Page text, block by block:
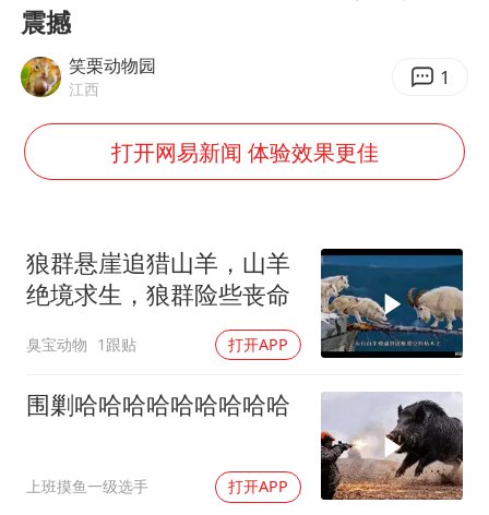
2025年小学教师减少13.19万
王艺迪无缘横滨赛决赛
上海大部迎大暴雨
构建更高水平的全民健身公共服务体系
震撼
笑栗动物园
江西 1
打开网易新闻 体验效果更佳
狼群悬崖追猎山羊，山羊
绝境求生，狼群险些丧命
臭宝动物 1跟贴 打开APP
围剿哈哈哈哈哈哈哈哈哈
上班摸鱼一级选手 打开APP